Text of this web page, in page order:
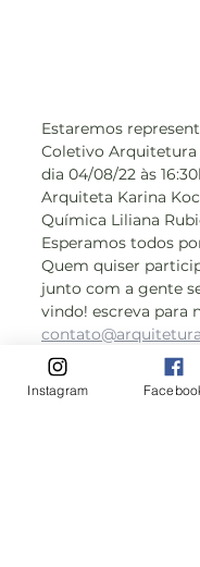
Estaremos
Coletivo Arquitetura
dia 04/08/22 às
Arquiteta Karina
Química Liliana
Esperamos todos
Quem quiser
junto com a gente
vindo! escreva para
m.br
No dia da Palestra
Instagram